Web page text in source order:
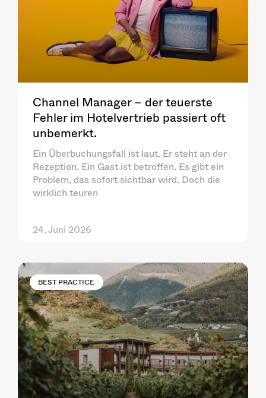
Channel Manager – der teuerste
Fehler im Hotelvertrieb passiert oft
unbemerkt.
Ein Überbuchungsfall ist laut. Er steht an der
Rezeption. Ein Gast ist betroffen. Es gibt ein
Problem, das sofort sichtbar wird. Doch die
wirklich teuren
24. Juni 2026
BEST PRACTICE